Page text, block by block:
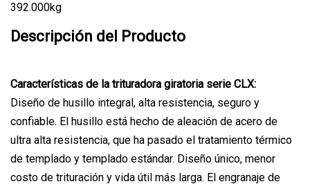
392.000kg
Descripción del Producto
Características de la trituradora giratoria serie CLX:
Diseño de husillo integral, alta resistencia, seguro y
confiable. El husillo está hecho de aleación de acero de
ultra alta resistencia, que ha pasado el tratamiento térmico
de templado y templado estándar. Diseño único, menor
costo de trituración y vida útil más larga. El engranaje de